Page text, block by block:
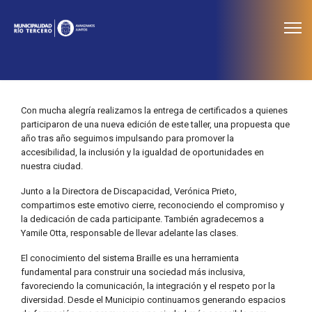
Con mucha alegría realizamos la entrega de certificados a quienes
participaron de una nueva edición de este taller, una propuesta que
año tras año seguimos impulsando para promover la
accesibilidad, la inclusión y la igualdad de oportunidades en
nuestra ciudad.
Junto a la Directora de Discapacidad, Verónica Prieto,
compartimos este emotivo cierre, reconociendo el compromiso y
la dedicación de cada participante. También agradecemos a
Yamile Otta, responsable de llevar adelante las clases.
El conocimiento del sistema Braille es una herramienta
fundamental para construir una sociedad más inclusiva,
favoreciendo la comunicación, la integración y el respeto por la
diversidad. Desde el Municipio continuamos generando espacios